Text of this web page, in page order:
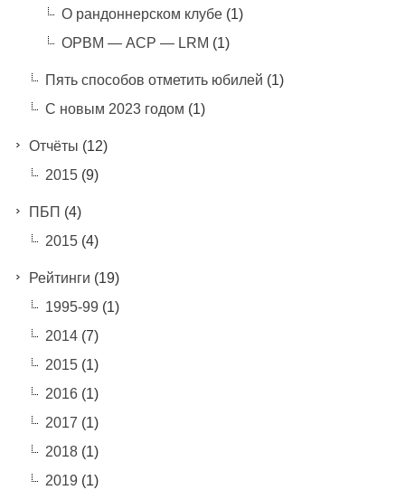
О рандоннерском клубе(1)
ОРВМ — АСР — LRM (1)
Пять способов отметить юбилей (1)
С новым 2023 годом (1)
Отчёты (12)
2015(9)
ПБП (4)
2015(4)
Рейтинги (19)
1995-99 (1)
2014(7)
2015(1)
2016(1)
2017 (1)
2018(1)
2019 (1)